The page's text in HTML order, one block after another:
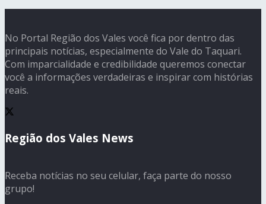
No Portal Região dos Vales você fica por dentro das
principais notícias, especialmente do Vale do Taquari.
Com imparcialidade e credibilidade queremos conectar
você a informações verdadeiras e inspirar com histórias
reais.
Região dos Vales News
Receba notícias no seu celular, faça parte do nosso
grupo!